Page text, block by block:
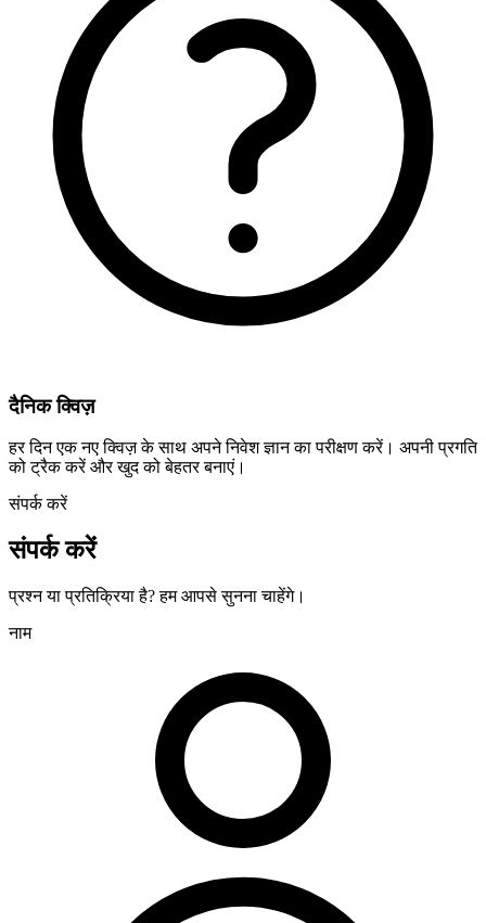
दैनिक क्विज़
हर दिन एक नए क्विज़ के साथ अपने निवेश ज्ञान का परीक्षण करें। अपनी प्रगति
को ट्रैक करें और खुद को बेहतर बनाएं।
संपर्क करें
संपर्क करें
प्रश्न या प्रतिक्रिया है? हम आपसे सुनना चाहेंगे।
नाम